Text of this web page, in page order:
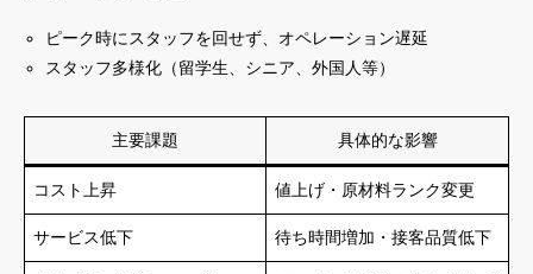
ピーク時にスタッフを回せず、オペレーション遅延
スタッフ多様化（留学生、シニア、外国人等）
主要課題 具体的な影響
コスト上昇 値上げ・原材料ランク変更
サービス低下 待ち時間増加・接客品質低下